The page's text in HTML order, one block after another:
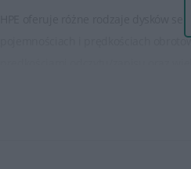
HPE oferuje różne rodzaje dysków
pojemnościach i prędkościach
prędkościami odczytu/zapisu oraz
Służą jako miejsce przechowywania
innych usług i aplikacji działających